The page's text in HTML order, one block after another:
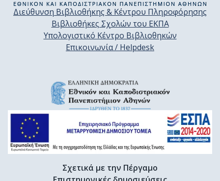
Διεύθυνση Βιβλιοθήκης & Κέντρου Πληροφόρησης
Βιβλιοθήκες Σχολών του ΕΚΠΑ
Υπολογιστικό Κέντρο Βιβλιοθηκών
Επικοινωνία / Helpdesk
Σχετικά με την Πέργαμο